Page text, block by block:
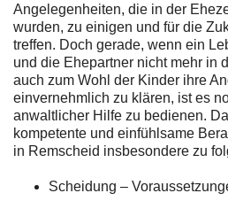
Angelegenheiten, die in der
wurden, zu einigen und für die
treffen. Doch gerade, wenn ein
und die Ehepartner nicht mehr in
auch zum Wohl der Kinder ihre
einvernehmlich zu klären, ist es
anwaltlicher Hilfe zu bedienen.
kompetente und einfühlsame
in Remscheid insbesondere zu
Scheidung –